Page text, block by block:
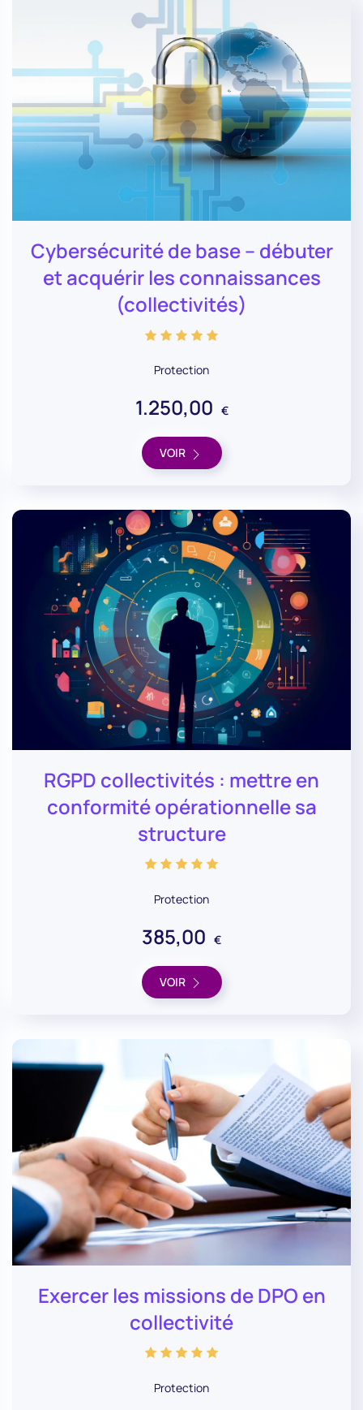
Cybersécurité de base – débuter
et acquérir les connaissances
(collectivités)
Protection
1.250,00 €
VOIR
RGPD collectivités : mettre en
conformité opérationnelle sa
structure
Protection
385,00 €
VOIR
Exercer les missions de DPO en
collectivité
Protection